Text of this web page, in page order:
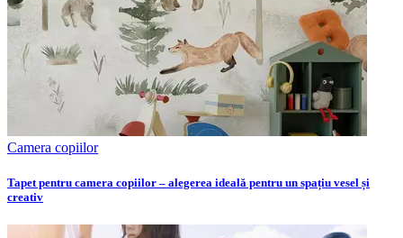
Camera copiilor
Tapet pentru camera copiilor – alegerea ideală pentru un spațiu vesel și
creativ